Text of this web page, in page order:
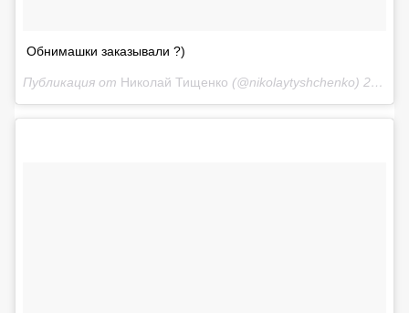
Обнимашки заказывали ?)
Публикация от Николай Тищенко (@nikolaytyshchenko) 20 Май 2018 в 5:19 PDT